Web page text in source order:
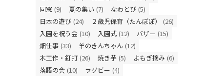
同窓 (9) 夏の集い (7) なわとび (5)
日本の遊び (24) ２歳児保育（たんぽぽ）
(26)
入園を祝う会 (10) 入園式 (12) バザー (15)
畑仕事 (33) 羊のきんちゃん (12)
木工作・釘打 (26) 焼き芋 (5) よもぎ摘み (6)
落語の会 (10) ラグビー (4)